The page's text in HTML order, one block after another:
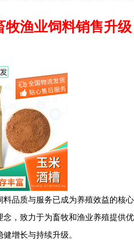
渔业饲料销售升级
品质与服务已成为养殖效益的核心
，致力于为畜牧和渔业养殖提供优
增长与持续升级。